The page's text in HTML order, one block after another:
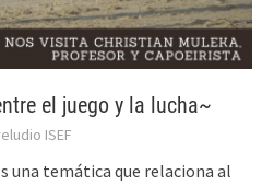
el juego y la lucha~
ISEF
una temática que relaciona al